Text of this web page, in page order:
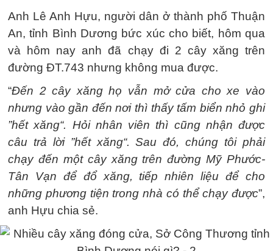
Anh Lê Anh Hựu, người dân ở thành phố Thuận
An, tỉnh Bình Dương bức xúc cho biết, hôm qua
và hôm nay anh đã chạy đi 2 cây xăng trên
đường ĐT.743 nhưng không mua được.
“Đến 2 cây xăng họ vẫn mở cửa cho xe vào
nhưng vào gần đến nơi thì thấy tấm biển nhỏ ghi
”hết xăng“. Hỏi nhân viên thì cũng nhận được
câu trả lời ”hết xăng“. Sau đó, chúng tôi phải
chạy đến một cây xăng trên đường Mỹ Phước-
Tân Vạn để đổ xăng, tiếp nhiên liệu để cho
những phương tiện trong nhà có thể chạy được”,
anh Hựu chia sẻ.